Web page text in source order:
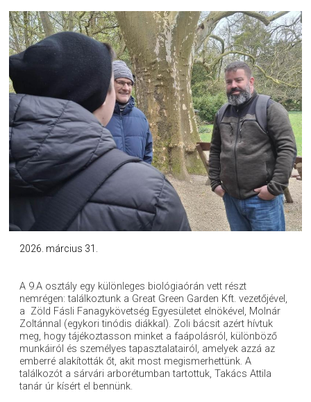
A 9.A osztály egy különleges biológiaórán vett részt
nemrégen: találkoztunk a Great Green Garden Kft. vezetőjével,
a Zöld Fásli Fanagykövetség Egyesületet elnökével, Molnár
Zoltánnal (egykori tinódis diákkal). Zoli bácsit azért hívtuk
meg, hogy tájékoztasson minket a faápolásról, különböző
munkáiról és személyes tapasztalatairól, amelyek azzá az
emberré alakították őt, akit most megismerhettünk. A
találkozót a sárvári arborétumban tartottuk, Takács Attila
tanár úr kísért el bennünk.
2026. március 31.